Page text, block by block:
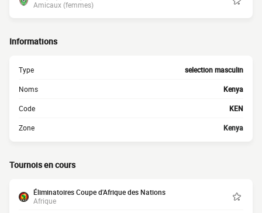
Amicaux (femmes)
Informations
Type selection masculin
Noms Kenya
Code KEN
Zone Kenya
Tournois en cours
Éliminatoires Coupe d'Afrique des Nations
Afrique